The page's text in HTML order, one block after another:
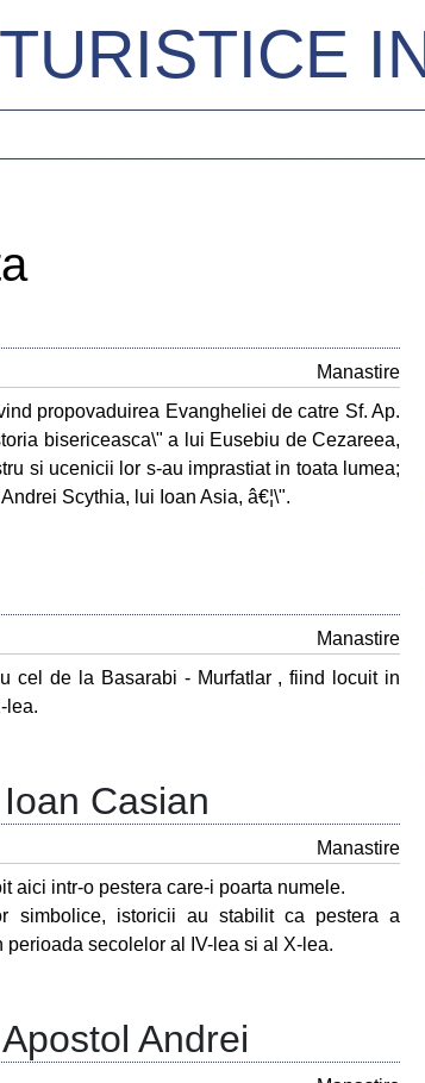
Manastire
propovaduirea Evangheliei de catre Sf. Ap.
bisericeasca\" a lui Eusebiu de Cezareea,
si ucenicii lor s-au imprastiat in toata lumea;
Scythia, lui Ioan Asia, â€¦\".
Manastire
cel de la Basarabi - Murfatlar , fiind locuit in
lea.
Casian
Manastire
aici intr-o pestera care-i poarta numele.
simbolice, istoricii au stabilit ca pestera a
secolelor al IV-lea si al X-lea.
Andrei